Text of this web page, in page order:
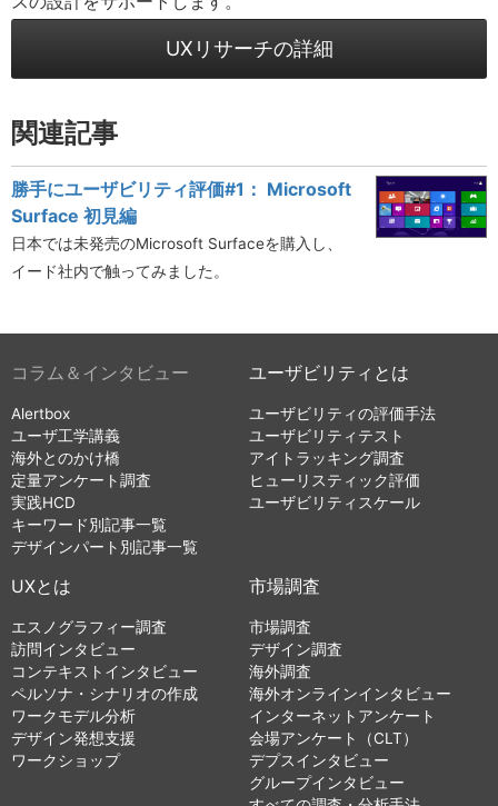
UXリサーチの詳細
関連記事
勝手にユーザビリティ評価#1： Microsoft
Surface 初見編
日本では未発売のMicrosoft Surfaceを購入し、
イード社内で触ってみました。
コラム＆インタビュー
Alertbox
ユーザ工学講義
海外とのかけ橋
定量アンケート調査
実践HCD
キーワード別記事一覧
デザインパート別記事一覧
ユーザビリティとは
ユーザビリティの評価手法
ユーザビリティテスト
アイトラッキング調査
ヒューリスティック評価
ユーザビリティスケール
UXとは
エスノグラフィー調査
訪問インタビュー
コンテキストインタビュー
ペルソナ・シナリオの作成
ワークモデル分析
デザイン発想支援
ワークショップ
市場調査
市場調査
デザイン調査
海外調査
海外オンラインインタビュー
インターネットアンケート
会場アンケート（CLT）
デプスインタビュー
グループインタビュー